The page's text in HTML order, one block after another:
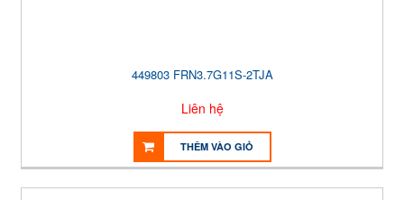
449803 FRN3.7G11S-2TJA
Liên hệ
THÊM VÀO GIỎ